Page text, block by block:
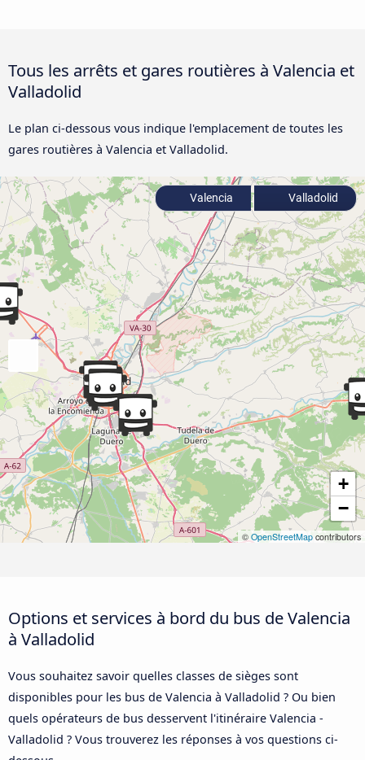
Tous les arrêts et gares routières à Valencia et
Valladolid
Le plan ci-dessous vous indique l'emplacement de toutes les
gares routières à Valencia et Valladolid.
+
−
© OpenStreetMap contributors
Valencia Valladolid
Options et services à bord du bus de Valencia
à Valladolid
Vous souhaitez savoir quelles classes de sièges sont
disponibles pour les bus de Valencia à Valladolid ? Ou bien
quels opérateurs de bus desservent l'itinéraire Valencia -
Valladolid ? Vous trouverez les réponses à vos questions ci-